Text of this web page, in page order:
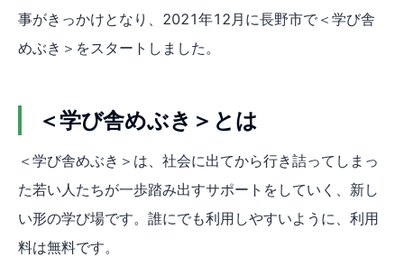
事がきっかけとなり、2021年12月に長野市で＜学び舎
めぶき＞をスタートしました。
＜学び舎めぶき＞とは
＜学び舎めぶき＞は、社会に出てから行き詰ってしまっ
た若い人たちが一歩踏み出すサポートをしていく、新し
い形の学び場です。誰にでも利用しやすいように、利用
料は無料です。